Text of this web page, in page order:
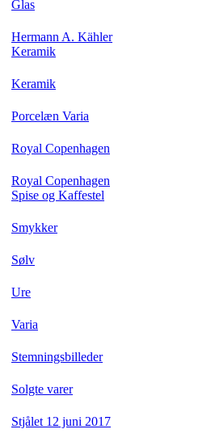
Glas
Hermann A. Kähler
Keramik
Keramik
Porcelæn Varia
Royal Copenhagen
Royal Copenhagen
Spise og Kaffestel
Smykker
Sølv
Ure
Varia
Stemningsbilleder
Solgte varer
Stjålet 12 juni 2017